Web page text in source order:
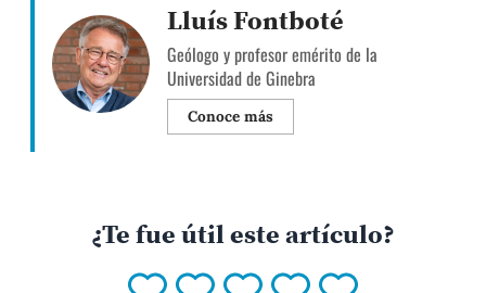
Lluís Fontboté
Geólogo y profesor emérito de la
Universidad de Ginebra
Conoce más
¿Te fue útil este artículo?